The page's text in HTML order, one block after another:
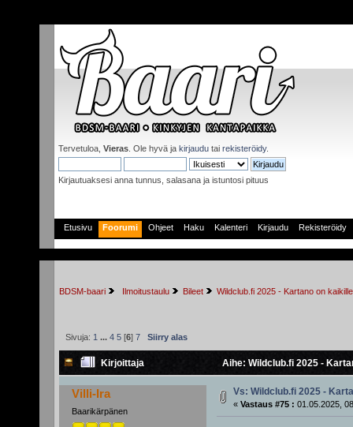
Tervetuloa, Vieras . Ole hyvä ja kirjaudu tai rekisteröidy.
Kirjautuaksesi anna tunnus, salasana ja istuntosi pituus
Etusivu Foorumi Ohjeet Haku Kalenteri Kirjaudu Rekisteröidy
BDSM-baari Ilmoitustaulu Bileet Wildclub.fi 2025 - Kartano on kaikille
Sivuja: 1 ... 4 5[6] 7 Siirry alas
Kirjoittaja Aihe: Wildclub.fi 2025 -
Villi-Ira
Baarikärpänen
Vs: Wildclub.fi 2025 -
« Vastaus #75 : 01.05.2025,